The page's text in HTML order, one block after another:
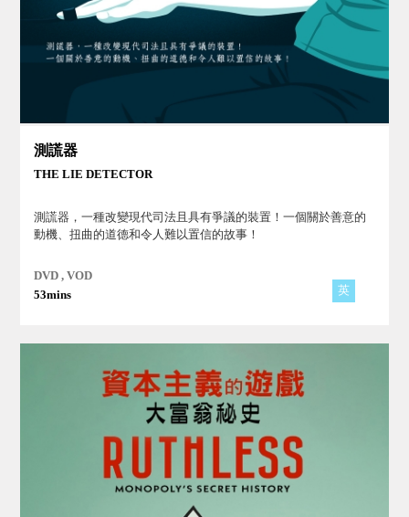
測謊器
THE LIE DETECTOR
測謊器，一種改變現代司法且具有爭議的裝置！一個關於善意的
動機、扭曲的道德和令人難以置信的故事！
DVD , VOD
53mins
英